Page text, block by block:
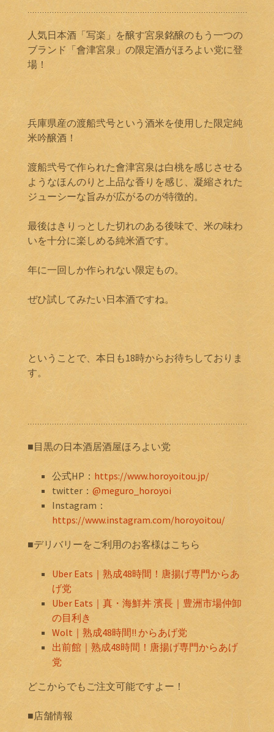
人気日本酒「写楽」を醸す宮泉銘醸のもう一つの
ブランド「會津宮泉」の限定酒がほろよい党に登
場！
兵庫県産の渡船弐号という酒米を使用した限定純
米吟醸酒！
渡船弐号で作られた會津宮泉は白桃を感じさせる
ようなほんのりと上品な香りを感じ、凝縮された
ジューシーな旨みが広がるのが特徴的。
最後はきりっとした切れのある後味で、米の味わ
いを十分に楽しめる純米酒です。
年に一回しか作られない限定もの。
ぜひ試してみたい日本酒ですね。
ということで、本日も18時からお待ちしておりま
す。
■目黒の日本酒居酒屋ほろよい党
公式HP： https://www.horoyoitou.jp/
twitter： @meguro_horoyoi
Instagram：
https://www.instagram.com/horoyoitou/
■デリバリーをご利用のお客様はこちら
Uber Eats｜熟成48時間！唐揚げ専門からあ
げ党
Uber Eats｜真・海鮮丼 濱長｜豊洲市場仲卸
の目利き
Wolt｜熟成48時間!! からあげ党
出前館｜熟成48時間！唐揚げ専門からあげ
党
どこからでもご注文可能ですよー！
■店舗情報